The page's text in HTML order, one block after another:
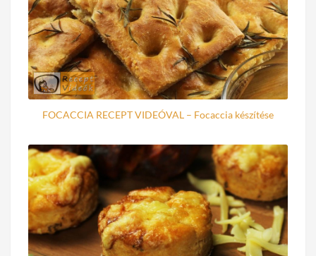
FOCACCIA RECEPT VIDEÓVAL – Focaccia készítése